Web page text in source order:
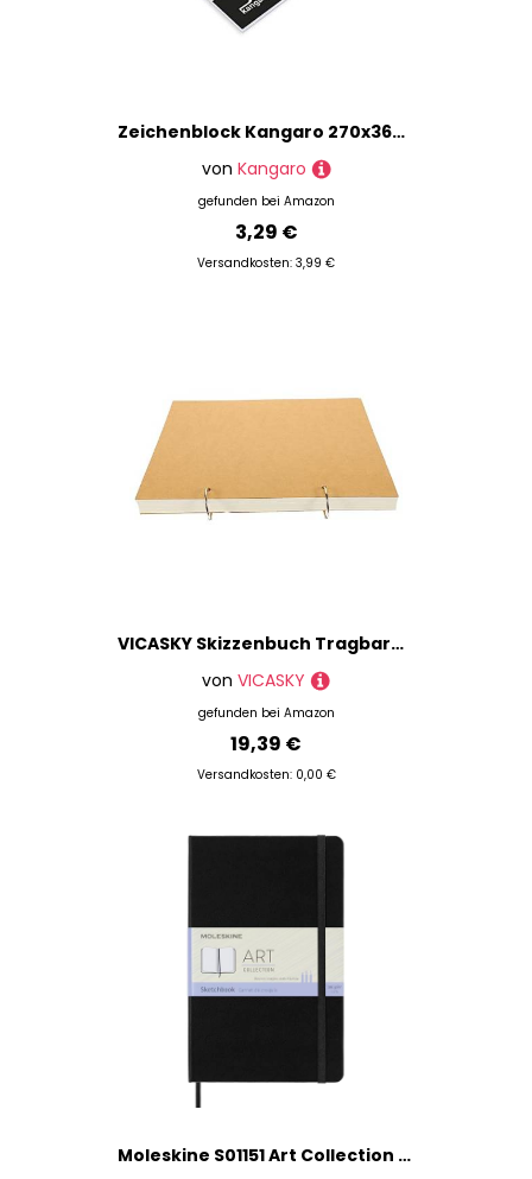
Zeichenblock Kangaro 270x360mm 200 gr 20 Blatt
von Kangaro
gefunden bei Amazon
3,29 €
Versandkosten: 3,99 €
VICASKY Skizzenbuch Tragbares Zeichenbuch Aus Strapazierfähigem Seiten Für Kunst Graffiti Und Zeichnungen Für Unterwegs Schule Und Freizeitgestaltung
von VICASKY
gefunden bei Amazon
19,39 €
Versandkosten: 0,00 €
Moleskine S01151 Art Collection Skizzen-/ Zeichenbuch (mit Hardcover und elastischem Verschluss, Papier geeignet für Stifte, Bleistifte und Pastelle, Groß 13 x 21 cm, 104 Seiten) schwarz